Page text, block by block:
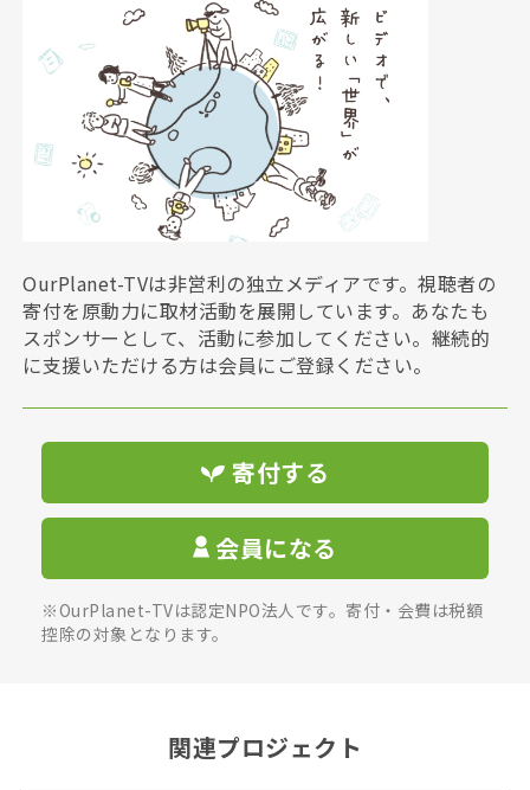
OurPlanet-TVは非営利の独立メディアです。視聴者の
寄付を原動力に取材活動を展開しています。あなたも
スポンサーとして、活動に参加してください。継続的
に支援いただける方は会員にご登録ください。
寄付する
会員になる
※OurPlanet-TVは認定NPO法人です。寄付・会費は税額
控除の対象となります。
関連プロジェクト